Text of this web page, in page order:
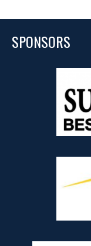
SPONSORS